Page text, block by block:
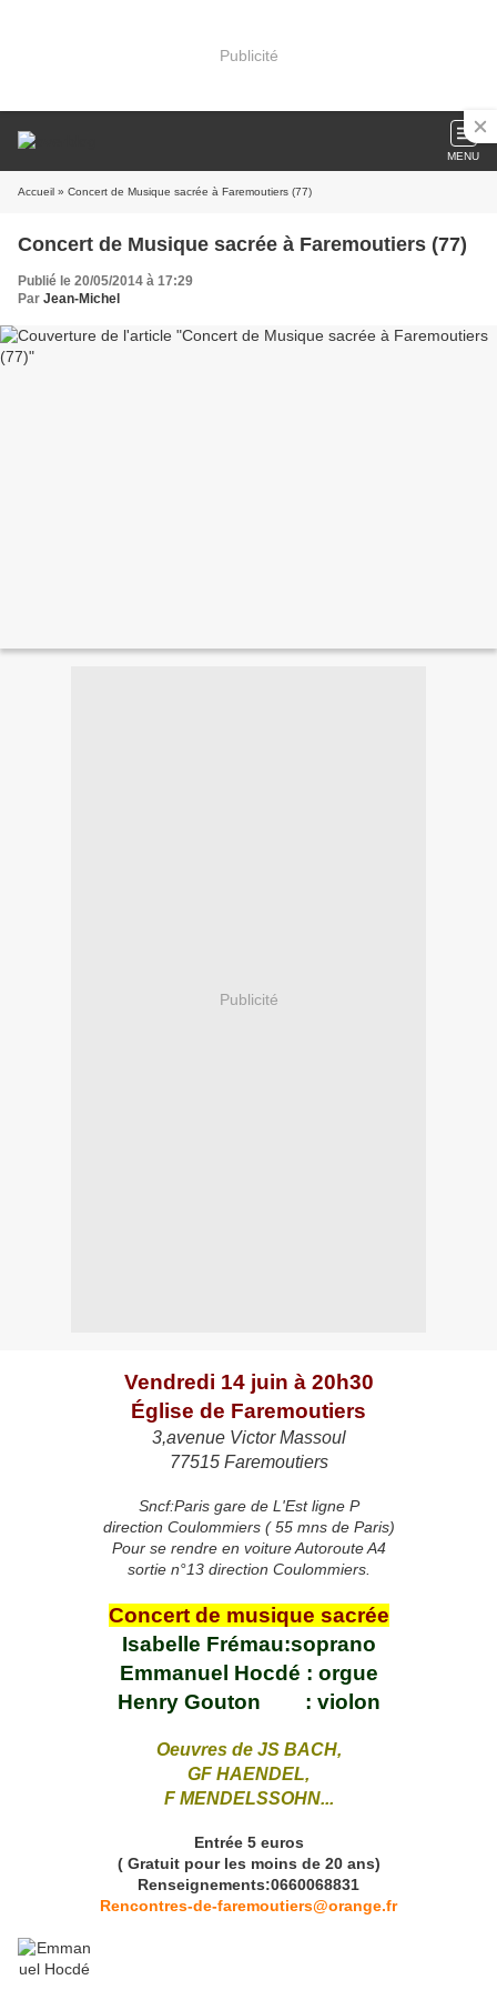
Publicité
MENU
Accueil » Concert de Musique sacrée à Faremoutiers (77)
Concert de Musique sacrée à Faremoutiers (77)
Publié le 20/05/2014 à 17:29
Par Jean-Michel
Publicité
Vendredi 14 juin à 20h30
Église de Faremoutiers
3,avenue Victor Massoul
77515 Faremoutiers
Sncf:Paris gare de L'Est ligne P
direction Coulommiers ( 55 mns de Paris)
Pour se rendre en voiture Autoroute A4
sortie n°13 direction Coulommiers.
Concert de musique sacrée
Isabelle Frémau:soprano
Emmanuel Hocdé : orgue
Henry Gouton : violon
Oeuvres de JS BACH,
GF HAENDEL,
F MENDELSSOHN...
Entrée 5 euros
( Gratuit pour les moins de 20 ans)
Renseignements:0660068831
Rencontres-de-faremoutiers@orange.fr